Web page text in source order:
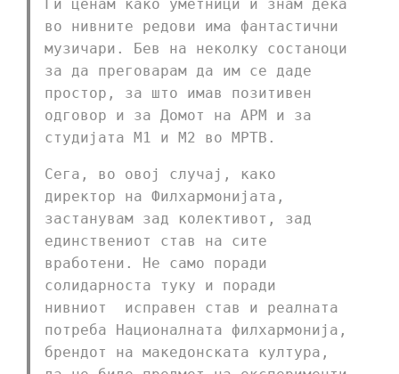
Ги ценам како уметници и знам дека
во нивните редови има фантастични
музичари. Бев на неколку состаноци
за да преговарам да им се даде
простор, за што имав позитивен
одговор и за Домот на АРМ и за
студијата М1 и М2 во МРТВ.
Сега, во овој случај, како
директор на Филхармонијата,
застанувам зад колективот, зад
единствениот став на сите
вработени. Не само поради
солидарноста туку и поради
нивниот исправен став и реалната
потреба Националната филхармонија,
брендот на македонската култура,